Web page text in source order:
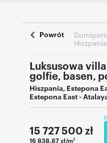
Powrót
Hiszpania
Luksusowa
golfie, basen,
Hiszpania, Estepona
Estepona East -
15 727 500 zł
16 838,87 zł/m2